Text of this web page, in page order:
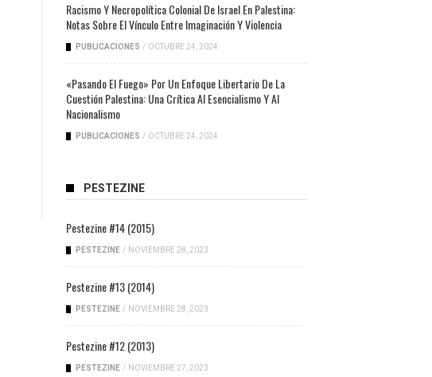
Racismo Y Necropolítica Colonial De Israel En Palestina:
Notas Sobre El Vínculo Entre Imaginación Y Violencia
PUBLICACIONES / OCTUBRE 24, 2024
«Pasando El Fuego» Por Un Enfoque Libertario De La
Cuestión Palestina: Una Crítica Al Esencialismo Y Al
Nacionalismo
PUBLICACIONES / OCTUBRE 24, 2024
PESTEZINE
Pestezine #14 (2015)
PESTEZINE / NOVIEMBRE 28, 2023
Pestezine #13 (2014)
PESTEZINE / NOVIEMBRE 28, 2023
Pestezine #12 (2013)
PESTEZINE / NOVIEMBRE 27, 2023